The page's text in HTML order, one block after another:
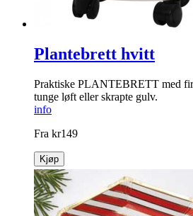
Plantebrett hvitt
Praktiske PLANTEBRETT med
tunge løft eller skrapte gulv.
info
Fra kr149
Kjøp